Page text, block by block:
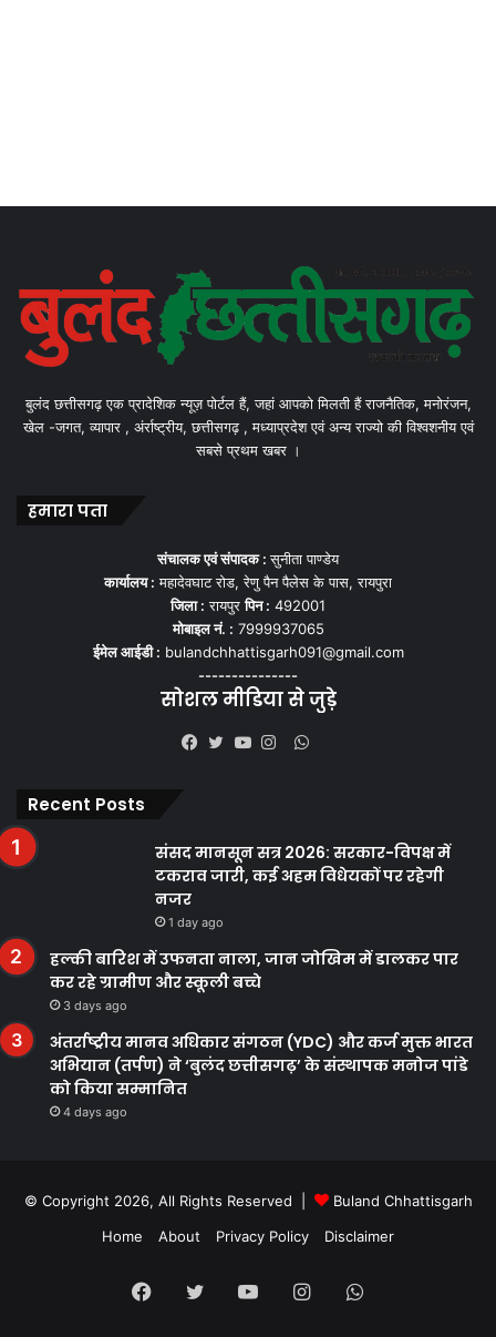
बुलंद छत्तीसगढ़ एक प्रादेशिक न्यूज़ पोर्टल हैं, जहां आपको मिलती हैं राजनैतिक, मनोरंजन,
खेल -जगत, व्यापार , अंर्राष्ट्रीय, छत्तीसगढ़ , मध्याप्रदेश एवं अन्य राज्यो की विश्वशनीय एवं
सबसे प्रथम खबर ।
हमारा पता
संचालक एवं संपादक :सुनीता पाण्डेय
कार्यालय : महादेवघाट रोड, रेणु पैन पैलेस के पास, रायपुरा
जिला : रायपुरपिन : 492001
मोबाइल नं. : 7999937065
ईमेल आईडी : bulandchhattisgarh091@gmail.com
---------------
सोशल मीडिया से जुड़े
WhatsApp
Recent Posts
संसद मानसून सत्र 2026: सरकार-विपक्ष में
टकराव जारी, कई अहम विधेयकों पर रहेगी
नजर
1 day ago
हल्की बारिश में उफनता नाला, जान जोखिम में डालकर पार
कर रहे ग्रामीण और स्कूली बच्चे
3 days ago
अंतर्राष्ट्रीय मानव अधिकार संगठन (YDC) और कर्ज मुक्त भारत
अभियान (तर्पण) ने ‘बुलंद छत्तीसगढ़’ के संस्थापक मनोज पांडे
को किया सम्मानित
4 days ago
© Copyright 2026, All Rights Reserved |
Buland Chhattisgarh
Home
About Privacy Policy Disclaimer
Facebook
TwitterYouTubeInstagramWhatsApp